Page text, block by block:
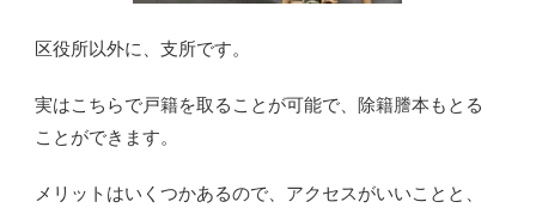
区役所以外に、支所です。
実はこちらで戸籍を取ることが可能で、除籍謄本もとる
ことができます。
メリットはいくつかあるので、アクセスがいいことと、